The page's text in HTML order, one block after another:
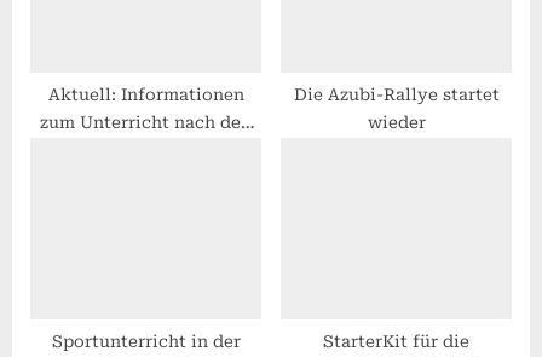
s
t
Aktuell: Informationen
zum Unterricht nach den
Die Azubi-Rallye startet
wieder
Sportunterricht in der
StarterKit für die